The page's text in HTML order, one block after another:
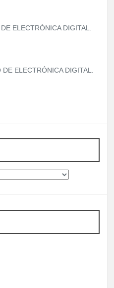
ELECTRÓNICA DIGITAL.
DE ELECTRÓNICA DIGITAL.